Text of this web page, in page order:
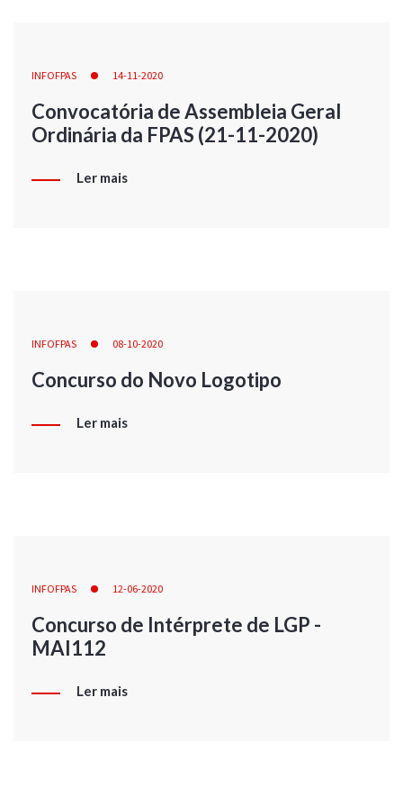
INFOFPAS 14-11-2020
Convocatória de Assembleia Geral
Ordinária da FPAS (21-11-2020)
Ler mais
INFOFPAS 08-10-2020
Concurso do Novo Logotipo
Ler mais
INFOFPAS 12-06-2020
Concurso de Intérprete de LGP -
MAI112
Ler mais